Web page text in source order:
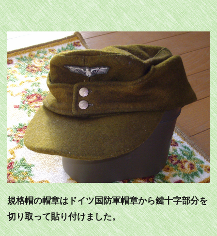
規格帽の帽章はドイツ国防軍帽章から鍵十字部分を
切り取って貼り付けました。